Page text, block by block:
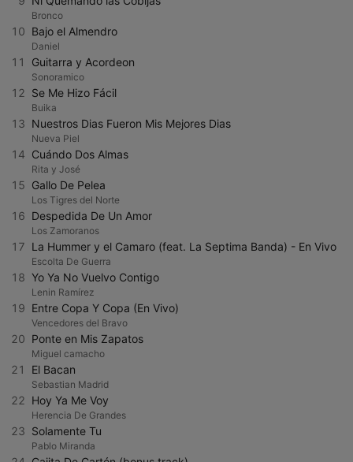
Bronco
10 Bajo el Almendro
Daniel
11 Guitarra y Acordeon
Sonoramico
12 Se Me Hizo Fácil
Buika
13 Nuestros Dias Fueron Mis Mejores Dias
Nueva Piel
14 Cuándo Dos Almas
Rita y José
15 Gallo De Pelea
Los Tigres del Norte
16 Despedida De Un Amor
Los Zamoranos
17 La Hummer y el Camaro (feat. La Septima Banda) - En Vivo
Escolta De Guerra
18 Yo Ya No Vuelvo Contigo
Lenin Ramírez
19 Entre Copa Y Copa (En Vivo)
Vencedores del Bravo
20 Ponte en Mis Zapatos
Miguel camacho
21 El Bacan
Sebastian Madrid
22 Hoy Ya Me Voy
Herencia De Grandes
23 Solamente Tu
Pablo Miranda